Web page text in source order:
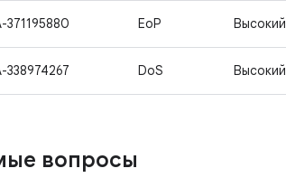
371195880 EoP Высокий
338974267 DoS Высокий
вопросы